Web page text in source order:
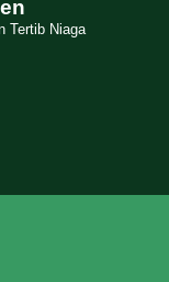
Tertib Niaga